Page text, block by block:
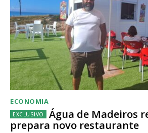
ECONOMIA
Água de Madeiros
prepara novo restaurante